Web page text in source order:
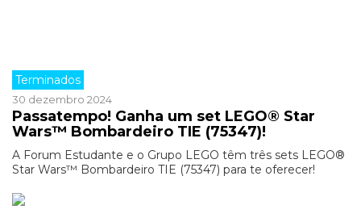
Terminados
30 dezembro 2024
Passatempo! Ganha um set LEGO® Star
Wars™ Bombardeiro TIE (75347)!
A Forum Estudante e o Grupo LEGO têm três sets LEGO®
Star Wars™ Bombardeiro TIE (75347) para te oferecer!